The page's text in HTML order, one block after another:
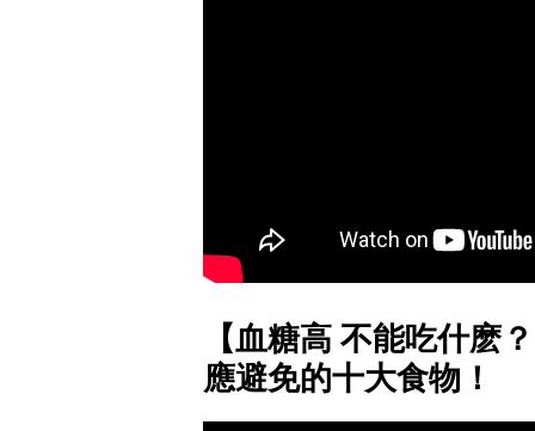
【血糖高 不能吃什麽
應避免的十大食物！